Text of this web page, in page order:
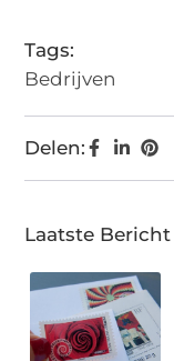
Tags:
Bedrijven
Delen:
Laatste Bericht